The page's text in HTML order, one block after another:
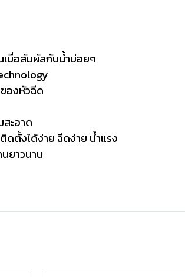
เมื่อสัมผัสกับน้ำบ่อยๆ
องหัวฉีด
ะอาด
ตั้งได้ง่าย ฉีดง่าย น้ำแรง
ยาวนาน